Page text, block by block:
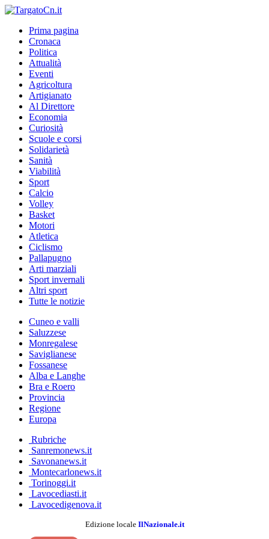
Prima pagina
Cronaca
Politica
Attualità
Eventi
Agricoltura
Artigianato
Al Direttore
Economia
Curiosità
Scuole e corsi
Solidarietà
Sanità
Viabilità
Sport
Calcio
Volley
Basket
Motori
Atletica
Ciclismo
Pallapugno
Arti marziali
Sport invernali
Altri sport
Tutte le notizie
Cuneo e valli
Saluzzese
Monregalese
Saviglianese
Fossanese
Alba e Langhe
Bra e Roero
Provincia
Regione
Europa
Rubriche
Sanremonews.it
Savonanews.it
Montecarlonews.it
Torinoggi.it
Lavocediasti.it
Lavocedigenova.it
Edizione locale IlNazionale.it